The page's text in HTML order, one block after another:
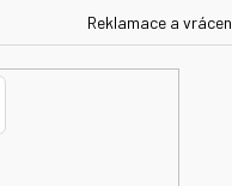
Reklamace a